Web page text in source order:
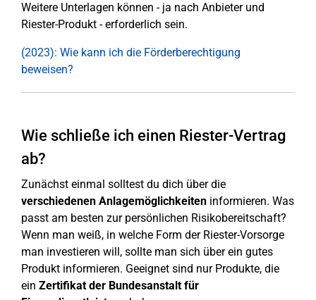
Weitere Unterlagen können - ja nach Anbieter und
Riester-Produkt - erforderlich sein.
(2023): Wie kann ich die Förderberechtigung
beweisen?
Wie schließe ich einen Riester-Vertrag
ab?
Zunächst einmal solltest du dich über die
verschiedenen Anlagemöglichkeiten informieren. Was
passt am besten zur persönlichen Risikobereitschaft?
Wenn man weiß, in welche Form der Riester-Vorsorge
man investieren will, sollte man sich über ein gutes
Produkt informieren. Geeignet sind nur Produkte, die
ein Zertifikat der Bundesanstalt für